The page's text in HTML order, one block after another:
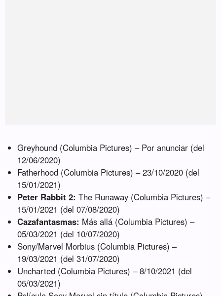
Greyhound (Columbia Pictures) – Por anunciar (del
12/06/2020)
Fatherhood (Columbia Pictures) – 23/10/2020 (del
15/01/2021)
Peter Rabbit 2: The Runaway (Columbia Pictures) –
15/01/2021 (del 07/08/2020)
Cazafantasmas: Más allá (Columbia Pictures) –
05/03/2021 (del 10/07/2020)
Sony/Marvel Morbius (Columbia Pictures) –
19/03/2021 (del 31/07/2020)
Uncharted (Columbia Pictures) – 8/10/2021 (del
05/03/2021)